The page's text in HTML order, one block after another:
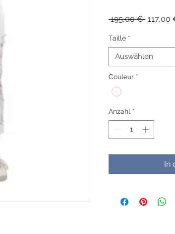
195,00 € 117,00
Taille *
Auswählen
Couleur *
Anzahl *
In